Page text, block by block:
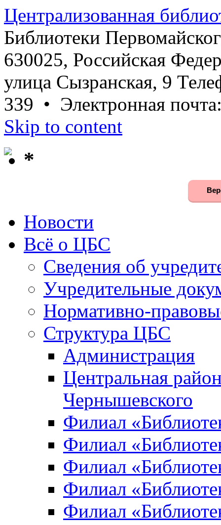
Централизованная
Библиотеки
630025, Российская
улица Сызранская, 9
339 • Электронная
Skip to content
*
Новости
Всё о ЦБС
Сведения об
Учредительные
Нормативно-
Структура ЦБС
Администрация
Центральная
Чернышевского
Филиал
Филиал
Филиал
Филиал
Филиал